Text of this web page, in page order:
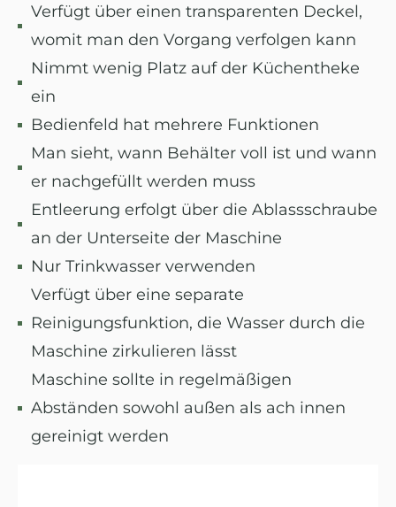
Verfügt über einen transparenten Deckel,
womit man den Vorgang verfolgen kann
Nimmt wenig Platz auf der Küchentheke
ein
Bedienfeld hat mehrere Funktionen
Man sieht, wann Behälter voll ist und wann
er nachgefüllt werden muss
Entleerung erfolgt über die Ablassschraube
an der Unterseite der Maschine
Nur Trinkwasser verwenden
Verfügt über eine separate
Reinigungsfunktion, die Wasser durch die
Maschine zirkulieren lässt
Maschine sollte in regelmäßigen
Abständen sowohl außen als ach innen
gereinigt werden